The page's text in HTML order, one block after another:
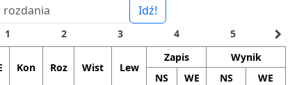
Idź!
1 2 3 4 5 navigate_next
Kon Roz Wist Lew
Zapis
Wynik
NS
WE NS
WE